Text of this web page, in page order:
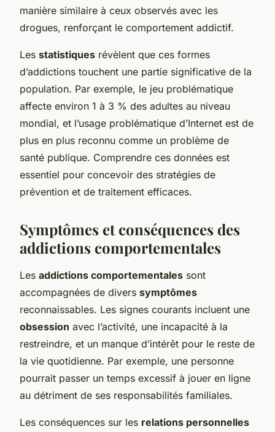
manière similaire à ceux observés avec les
drogues, renforçant le comportement addictif.
Les statistiques révèlent que ces formes
d’addictions touchent une partie significative de la
population. Par exemple, le jeu problématique
affecte environ 1 à 3 % des adultes au niveau
mondial, et l’usage problématique d’Internet est de
plus en plus reconnu comme un problème de
santé publique. Comprendre ces données est
essentiel pour concevoir des stratégies de
prévention et de traitement efficaces.
Symptômes et conséquences des
addictions comportementales
Les addictions comportementales sont
accompagnées de divers symptômes
reconnaissables. Les signes courants incluent une
obsession avec l’activité, une incapacité à la
restreindre, et un manque d’intérêt pour le reste de
la vie quotidienne. Par exemple, une personne
pourrait passer un temps excessif à jouer en ligne
au détriment de ses responsabilités familiales.
Les conséquences sur les relations personnelles